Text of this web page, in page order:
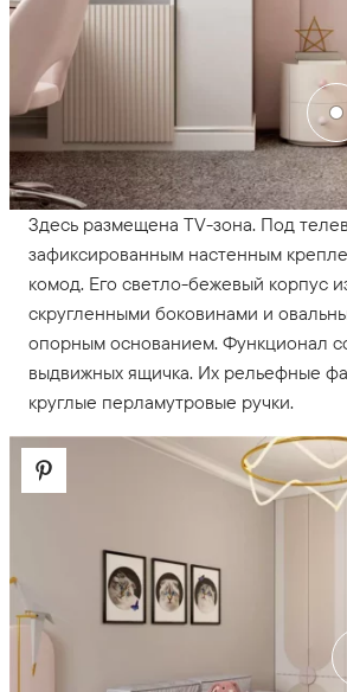
Здесь размещена TV-зона. Под
зафиксированным настенным
комод. Его светло-бежевый корпус
скругленными боковинами и
опорным основанием. Функционал
выдвижных ящичка. Их рельефные
круглые перламутровые ручки.